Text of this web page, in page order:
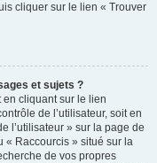
cliquer sur le lien « Trouver
et sujets ?
en cliquant sur le lien
de l’utilisateur, soit en
l’utilisateur » sur la page de
« Raccourcis » situé sur la
de vos propres